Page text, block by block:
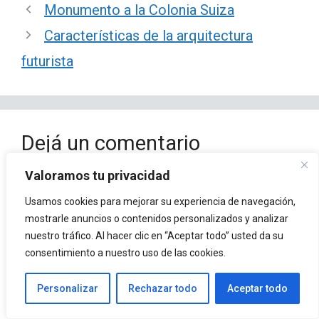
Valoramos tu privacidad
Usamos cookies para mejorar su experiencia de navegación,
mostrarle anuncios o contenidos personalizados y analizar
nuestro tráfico. Al hacer clic en “Aceptar todo” usted da su
consentimiento a nuestro uso de las cookies.
Personalizar Rechazar todo Aceptar todo
Monumento a la Colonia Suiza
Características de la arquitectura
futurista
Dejá un comentario
Comentario